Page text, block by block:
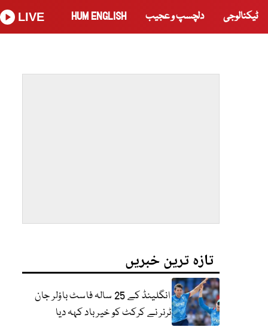
ٹیکنالوجی دلچسپ و عجیب HUM ENGLISH
LIVE
تازہ ترین خبریں
انگلینڈ کے 25 سالہ فاسٹ باؤلر جان
ٹرنر نے کرکٹ کو خیر باد کہہ دیا